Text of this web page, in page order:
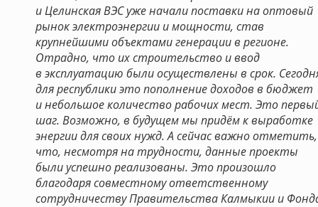
и Целинская ВЭС уже начали поставки на оптовый
рынок электроэнергии и мощности, став
крупнейшими объектами генерации в регионе.
Отрадно, что их строительство и ввод
в эксплуатацию были осуществлены в срок.
для республики это пополнение доходов в бюджет
и небольшое количество рабочих мест. Это
шаг. Возможно, в будущем мы придём к выработке
энергии для своих нужд. А сейчас важно отметить,
что, несмотря на трудности, данные проекты
были успешно реализованы. Это произошло
благодаря совместному ответственному
сотрудничеству Правительства Калмыкии и